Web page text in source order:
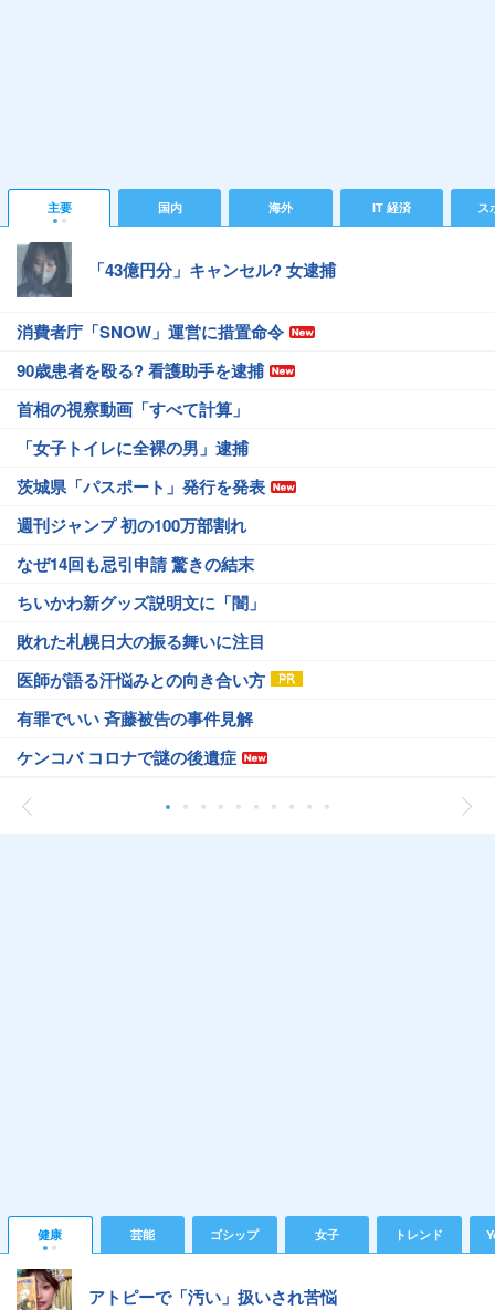
主要 国内 海外 IT 経済 ス
「43億円分」キャンセル? 女逮捕
消費者庁「SNOW」運営に措置命令
90歳患者を殴る? 看護助手を逮捕
首相の視察動画「すべて計算」
「女子トイレに全裸の男」逮捕
茨城県「パスポート」発行を発表
週刊ジャンプ 初の100万部割れ
なぜ14回も忌引申請 驚きの結末
ちいかわ新グッズ説明文に「闇」
敗れた札幌日大の振る舞いに注目
医師が語る汗悩みとの向き合い方
有罪でいい 斉藤被告の事件見解
ケンコバ コロナで謎の後遺症
健康 芸能 ゴシップ 女子 トレンド
アトピーで「汚い」扱いされ苦悩